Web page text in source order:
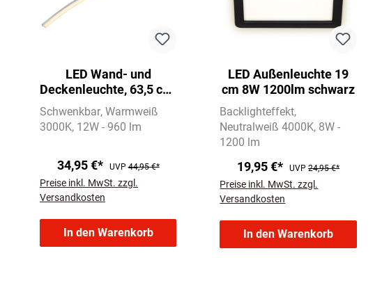
LED Wand- und
Deckenleuchte, 63,5 cm,
12 W, Alu
Schwenkbar Warmweiß
3000K 12W - 960 lm
34,95 €* UVP44,95 €*
Preise inkl. MwSt. zzgl.
Versandkosten
In den Warenkorb
LED Außenleuchte 19
cm 8W 1200lm schwarz
Backlighteffekt
Neutralweiß 4000K 8W -
1200 lm
19,95 €* UVP24,95 €*
Preise inkl. MwSt. zzgl.
Versandkosten
In den Warenkorb